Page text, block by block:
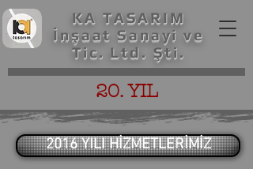
KA TASARIM
İnşaat Sanayi ve
Tic. Ltd. Şti.
20. YIL
2016 YILI HİZMETLERİMİZ